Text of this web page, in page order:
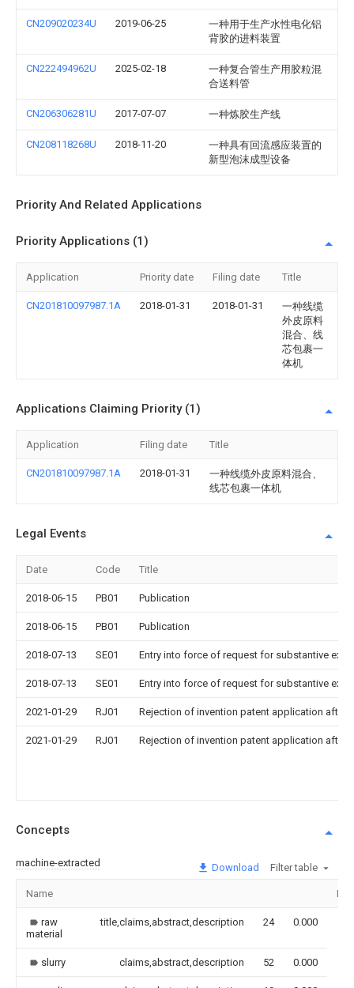
CN209020234U 2019-06-25
一种用于生产水性电化铝
背胶的进料装置
CN222494962U 2025-02-18
一种复合管生产用胶粒混
合送料管
CN206306281U 2017-07-07 一种炼胶生产线
CN208118268U 2018-11-20
一种具有回流感应装置的
新型泡沫成型设备
Priority And Related Applications
Priority Applications (1)
Application Priority date Filing date Title
CN201810097987.1A 2018-01-31 2018-01-31
一种线缆
外皮原料
混合、线
芯包裹一
体机
Applications Claiming Priority (1)
Application Filing date Title
CN201810097987.1A 2018-01-31
一种线缆外皮原料混合、
线芯包裹一体机
Legal Events
Date Code Title
2018-06-15 PB01 Publication
2018-06-15 PB01 Publication
2018-07-13 SE01 Entry into force of request for substantive
2018-07-13 SE01 Entry into force of request for substantive
2021-01-29 RJ01 Rejection of invention patent application after
2021-01-29 RJ01 Rejection of invention patent application after
Concepts
machine-extracted Download Filter table
Name
raw
material
title,claims,abstract,description 24 0.000
slurry claims,abstract,description 52 0.000